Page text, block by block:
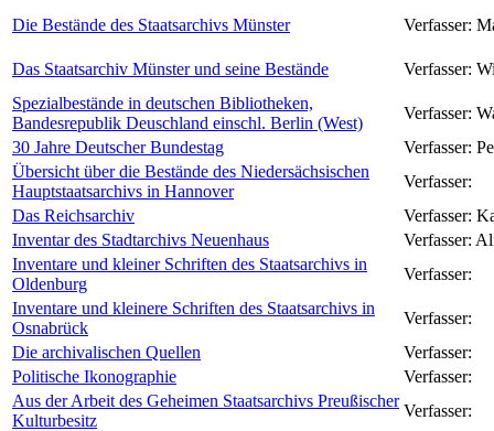
Die Bestände des Staatsarchivs Münster Verfasser:
Das Staatsarchiv Münster und seine Bestände Verfasser:
Spezialbestände in deutschen Bibliotheken,
Bandesrepublik Deuschland einschl. Berlin (West)
Verfasser:
30 Jahre Deutscher Bundestag
Verfasser:
Übersicht über die Bestände des Niedersächsischen
Hauptstaatsarchivs in Hannover
Verfasser:
Das Reichsarchiv
Verfasser:
Inventar des Stadtarchivs Neuenhaus
Verfasser:
Inventare und kleiner Schriften des Staatsarchivs in
Oldenburg
Verfasser:
Inventare und kleinere Schriften des Staatsarchivs in
Osnabrück
Verfasser:
Die archivalischen Quellen
Verfasser:
Politische Ikonographie
Verfasser:
Aus der Arbeit des Geheimen Staatsarchivs Preußischer
Kulturbesitz
Verfasser: